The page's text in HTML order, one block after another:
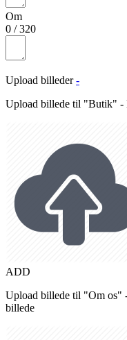
Om
0 /320
Upload billeder -
Upload billede til "Butik" -
ADD
Upload billede til "Om os"
billede